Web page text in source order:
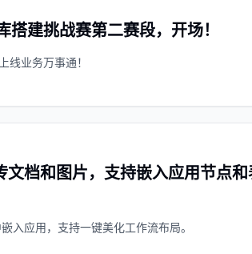
建挑战赛第二赛段，开场！
线业务万事通！
文档和图片，支持嵌入应用节点
入应用，支持一键美化工作流布局。